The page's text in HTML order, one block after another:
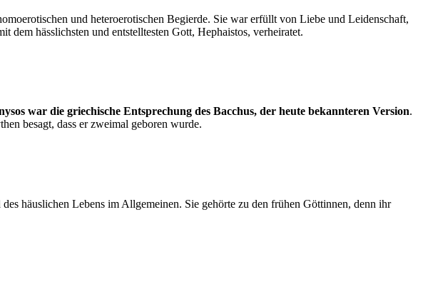
und heteroerotischen Begierde. Sie war erfüllt von Liebe und Leidenschaft,
dem hässlichsten und entstelltesten Gott, Hephaistos, verheiratet.
war die griechische Entsprechung des Bacchus, der heute bekannteren Version.
besagt, dass er zweimal geboren wurde.
häuslichen Lebens im Allgemeinen. Sie gehörte zu den frühen Göttinnen, denn ihr